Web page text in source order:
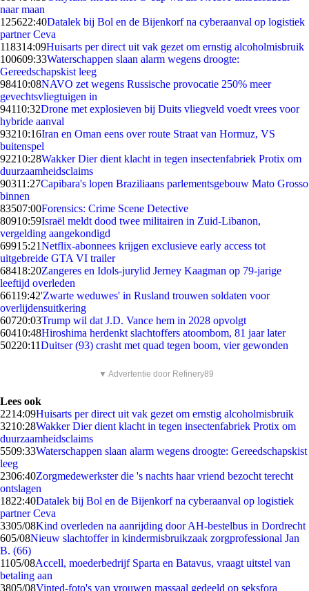
naar maan
125622:40Datalek bij Bol en de Bijenkorf na cyberaanval op logistiek
partner Ceva
118314:09Huisarts per direct uit vak gezet om ernstig alcoholmisbruik
100609:33Waterschappen slaan alarm wegens droogte:
Gereedschapskist leeg
98410:08NAVO zet wegens Russische provocatie 250% meer
gevechtsvliegtuigen in
94110:32Drone met explosieven bij Duits vliegveld voedt vrees voor
hybride aanval
93210:16Iran en Oman eens over route Straat van Hormuz, VS
buitenspel
92210:28Wakker Dier dient klacht in tegen insectenfabriek Protix om
duurzaamheidsclaims
90311:27Capibara's lopen Braziliaans parlementsgebouw Mato Grosso
binnen
83507:00Forensics: Crime Scene Detective
80910:59Israël meldt dood twee militairen in Zuid-Libanon,
vergelding aangekondigd
69915:21Netflix-abonnees krijgen exclusieve early access tot
uitgebreide GTA VI trailer
68418:20Zangeres en Idols-jurylid Jerney Kaagman op 79-jarige
leeftijd overleden
66119:42'Zwarte weduwes' in Rusland trouwen soldaten voor
overlijdensuitkering
60720:03Trump wil dat J.D. Vance hem in 2028 opvolgt
60410:48Hiroshima herdenkt slachtoffers atoombom, 81 jaar later
50220:11Duitser (93) crasht met quad tegen boom, vier gewonden
▼ Advertentie door Refinery89
Lees ook
2214:09Huisarts per direct uit vak gezet om ernstig alcoholmisbruik
3210:28Wakker Dier dient klacht in tegen insectenfabriek Protix om
duurzaamheidsclaims
5509:33Waterschappen slaan alarm wegens droogte: Gereedschapskist
leeg
2306:40Zorgmedewerkster die 's nachts haar vriend bezocht terecht
ontslagen
1822:40Datalek bij Bol en de Bijenkorf na cyberaanval op logistiek
partner Ceva
3305/08Kind overleden na aanrijding door AH-bestelbus in Dordrecht
605/08Nieuw slachtoffer in kindermisbruikzaak zorgprofessional Jan
B. (66)
1105/08Accell, moederbedrijf Sparta en Batavus, vraagt uitstel van
betaling aan
3805/08Vinted-foto's van vrouwen massaal gedeeld op seksfora